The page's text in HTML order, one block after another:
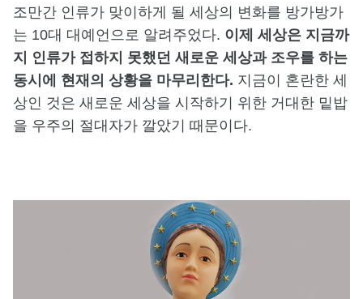
조만간 인류가 맞이하게 될 세상의 변화를 방가방가
는 10대 대예언으로 알려주었다. 이제 세상은 지금까
지 인류가 접하지 못했던 새로운 세상과 조우를 하는
동시에 현재의 상황을 마무리한다. 지금이 혼란한 세
상인 것은 새로운 세상을 시작하기 위한 거대한 밑밥
을 우주의 절대자가 깔았기 때문이다.